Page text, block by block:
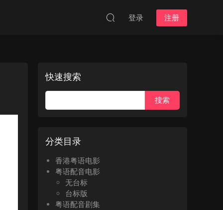
登录 注册
快速搜索
分类目录
香港粤语电影
粤语配音电影
无台标
台标版
粤语配音剧集